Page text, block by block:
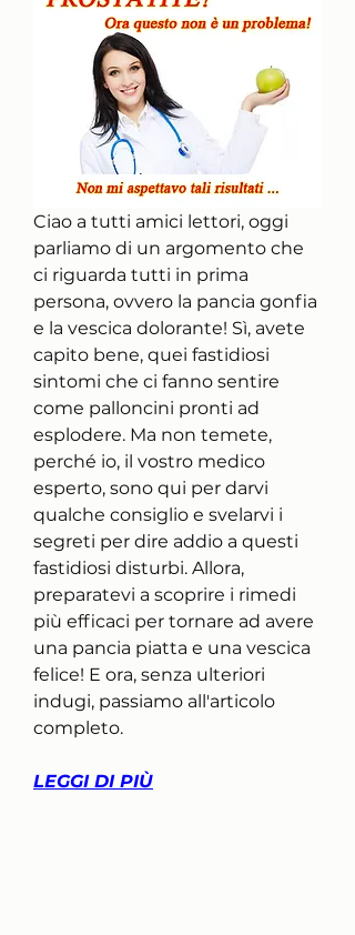
Ciao a tutti amici lettori, oggi
parliamo di un argomento che
ci riguarda tutti in prima
persona, ovvero la pancia gonfia
e la vescica dolorante! Sì, avete
capito bene, quei fastidiosi
sintomi che ci fanno sentire
come palloncini pronti ad
esplodere. Ma non temete,
perché io, il vostro medico
esperto, sono qui per darvi
qualche consiglio e svelarvi i
segreti per dire addio a questi
fastidiosi disturbi. Allora,
preparatevi a scoprire i rimedi
più efficaci per tornare ad avere
una pancia piatta e una vescica
felice! E ora, senza ulteriori
indugi, passiamo all'articolo
completo.
LEGGI DI PIÙ